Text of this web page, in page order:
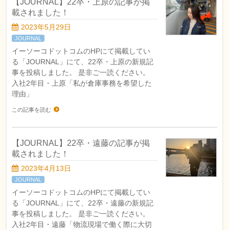
【JOURNAL】22卒・上原の記事が掲
載されました！
2023年5月29日
JOURNAL
イーソーコドットコムのHPにて掲載してい
る「JOURNAL」にて、22卒・上原の新規記
事を投稿しました。 是非ご一読ください。
入社2年目・上原「私が倉庫事務を希望した
理由」
この記事を読む
【JOURNAL】22卒・遠藤の記事が掲
載されました！
2023年4月13日
JOURNAL
イーソーコドットコムのHPにて掲載してい
る「JOURNAL」にて、22卒・遠藤の新規記
事を投稿しました。 是非ご一読ください。
入社2年目・遠藤「物流現場で働く際に大切